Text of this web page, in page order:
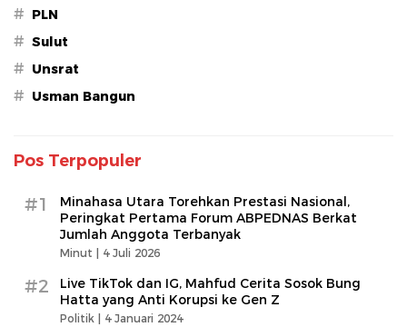
# PLN
# Sulut
# Unsrat
# Usman Bangun
Pos Terpopuler
#1
Minahasa Utara Torehkan Prestasi Nasional,
Peringkat Pertama Forum ABPEDNAS Berkat
Jumlah Anggota Terbanyak
Minut | 4 Juli 2026
#2
Live TikTok dan IG, Mahfud Cerita Sosok Bung
Hatta yang Anti Korupsi ke Gen Z
Politik | 4 Januari 2024